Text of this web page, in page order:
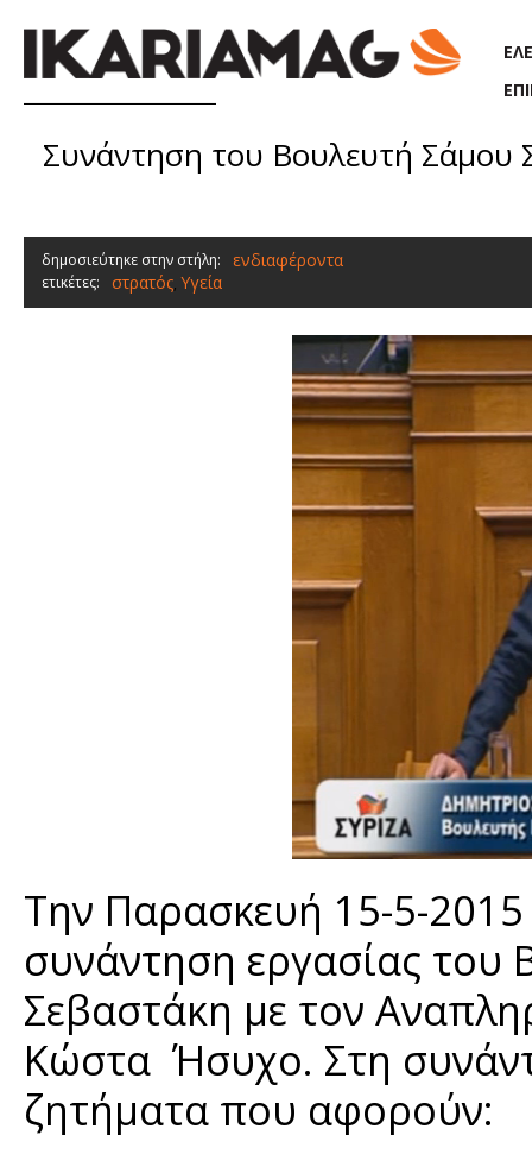
Συνάντηση του Βουλευτή Σάμου
δημοσιεύτηκε στην στήλη: ενδιαφέροντα
ετικέτες: στρατός, Υγεία
Την Παρασκευή 15-5-
συνάντηση εργασίας
Σεβαστάκη με τον
Κώστα Ήσυχο. Στη
ζητήματα που αφορούν: